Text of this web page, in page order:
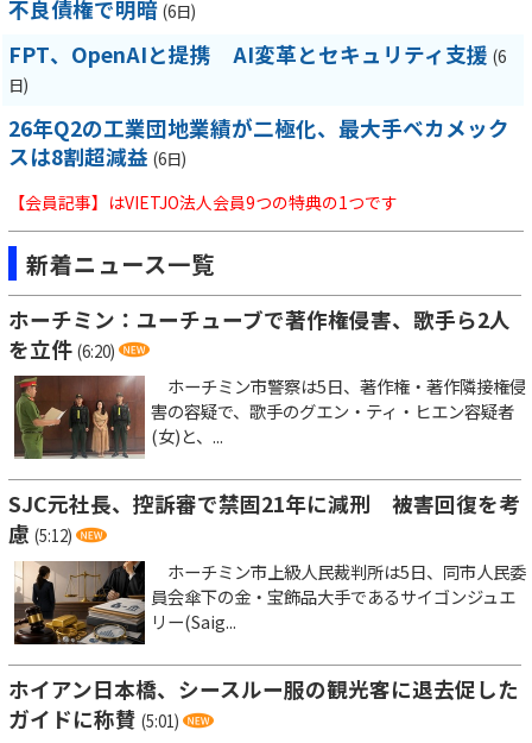
不良債権で明暗 (6日)
FPT、OpenAIと提携 AI変革とセキュリティ支援 (6
日)
26年Q2の工業団地業績が二極化、最大手ベカメック
スは8割超減益 (6日)
【会員記事】はVIETJO法人会員9つの特典の1つです
新着ニュース一覧
ホーチミン：ユーチューブで著作権侵害、歌手ら2人
を立件 (6:20)
ホーチミン市警察は5日、著作権・著作隣接権侵
害の容疑で、歌手のグエン・ティ・ヒエン容疑者
(女)と、...
SJC元社長、控訴審で禁固21年に減刑 被害回復を考
慮 (5:12)
ホーチミン市上級人民裁判所は5日、同市人民委
員会傘下の金・宝飾品大手であるサイゴンジュエ
リー(Saig...
ホイアン日本橋、シースルー服の観光客に退去促した
ガイドに称賛 (5:01)